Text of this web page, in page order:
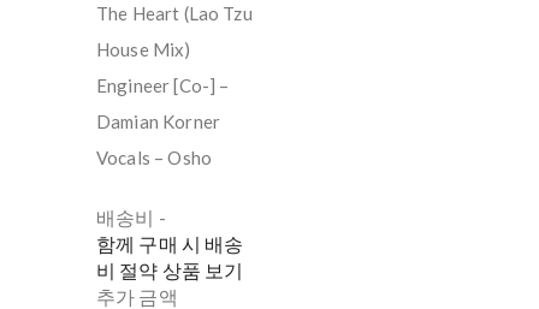
The Heart (Lao Tzu
House Mix)
Engineer [Co-] –
Damian Korner
Vocals – Osho
배송비 -
함께 구매 시 배송
비 절약 상품 보기
추가 금액